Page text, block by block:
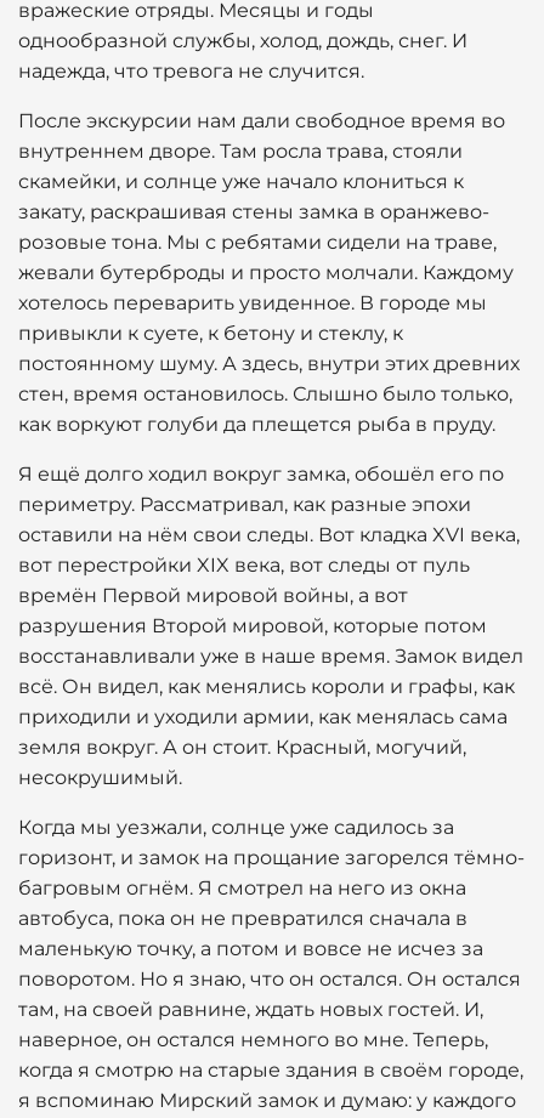
вражеские отряды. Месяцы и годы
однообразной службы, холод, дождь, снег. И
надежда, что тревога не случится.
После экскурсии нам дали свободное время во
внутреннем дворе. Там росла трава, стояли
скамейки, и солнце уже начало клониться к
закату, раскрашивая стены замка в оранжево-
розовые тона. Мы с ребятами сидели на траве,
жевали бутерброды и просто молчали. Каждому
хотелось переварить увиденное. В городе мы
привыкли к суете, к бетону и стеклу, к
постоянному шуму. А здесь, внутри этих древних
стен, время остановилось. Слышно было только,
как воркуют голуби да плещется рыба в пруду.
Я ещё долго ходил вокруг замка, обошёл его по
периметру. Рассматривал, как разные эпохи
оставили на нём свои следы. Вот кладка XVI века,
вот перестройки XIX века, вот следы от пуль
времён Первой мировой войны, а вот
разрушения Второй мировой, которые потом
восстанавливали уже в наше время. Замок видел
всё. Он видел, как менялись короли и графы, как
приходили и уходили армии, как менялась сама
земля вокруг. А он стоит. Красный, могучий,
несокрушимый.
Когда мы уезжали, солнце уже садилось за
горизонт, и замок на прощание загорелся тёмно-
багровым огнём. Я смотрел на него из окна
автобуса, пока он не превратился сначала в
маленькую точку, а потом и вовсе не исчез за
поворотом. Но я знаю, что он остался. Он остался
там, на своей равнине, ждать новых гостей. И,
наверное, он остался немного во мне. Теперь,
когда я смотрю на старые здания в своём городе,
я вспоминаю Мирский замок и думаю: у каждого